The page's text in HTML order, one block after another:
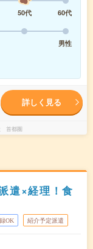
50代
60代
男性
詳しく見る
首都圏
遣×経理！食
OK 紹介予定派遣